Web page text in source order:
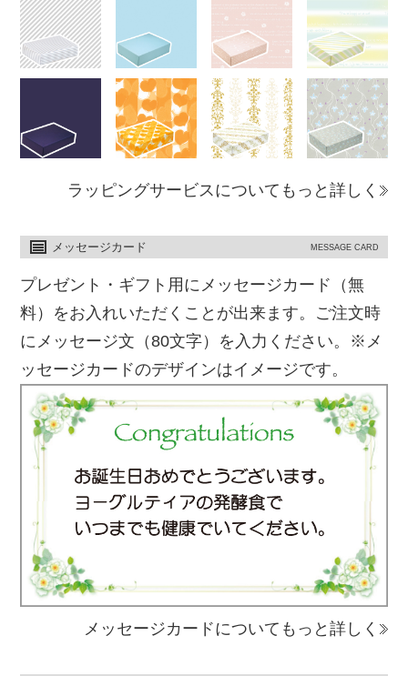
ラッピングサービスについてもっと詳しく
メッセージカード MESSAGE CARD
プレゼント・ギフト用にメッセージカード（無
料）をお入れいただくことが出来ます。ご注文時
にメッセージ文（80文字）を入力ください。※メ
ッセージカードのデザインはイメージです。
メッセージカードについてもっと詳しく